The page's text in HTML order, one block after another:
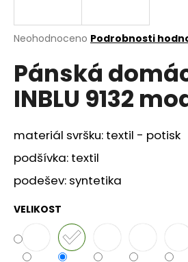
Průměrné
produktu
je
0,0
hvězdiček.
Neohodnoceno Podrobnosti
Pánská
INBLU 9132
materiál svršku: textil - potisk
podšívka: textil
podešev: syntetika
VELIKOST
j
t
?
D
o
p